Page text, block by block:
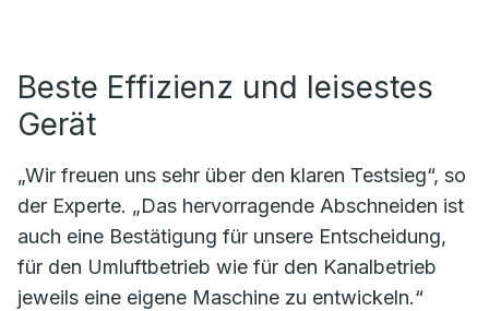
Beste Effizienz und leisestes
Gerät
„Wir freuen uns sehr über den klaren Testsieg“, so
der Experte. „Das hervorragende Abschneiden ist
auch eine Bestätigung für unsere Entscheidung,
für den Umluftbetrieb wie für den Kanalbetrieb
jeweils eine eigene Maschine zu entwickeln.“